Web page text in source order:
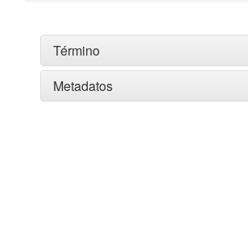
Término
Metadatos